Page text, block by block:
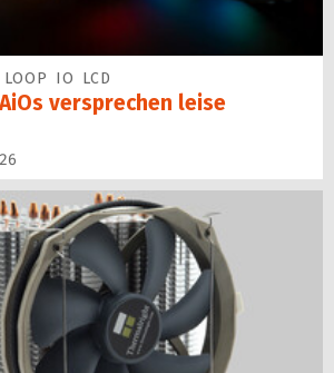
IO LCD
versprechen leise